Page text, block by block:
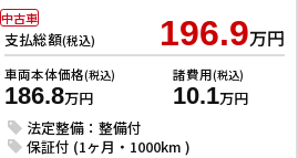
支払総額(税込) 196.9万円
車両本体価格(税込)
186.8万円
諸費用(税込)
10.1万円
法定整備：整備付
保証付 (1ヶ月・1000km )
中古車